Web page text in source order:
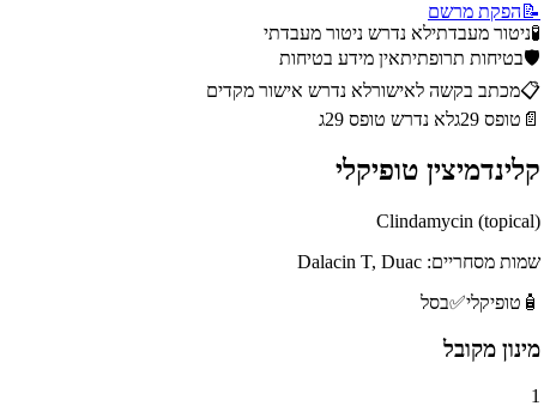
📝 הפקת מרשם
🧪ניטור מעבדתילא נדרש ניטור מעבדתי
🛡️בטיחות תרופתיתאין מידע בטיחות
📋מכתב בקשה לאישורלא נדרש אישור מקדים
📄 טופס 29ג לא נדרש טופס 29ג
קלינדמיצין טופיקלי
Clindamycin (topical)
שמות מסחריים: Dalacin T, Duac
🧴 טופיקלי✅בסל
מינון מקובל
1